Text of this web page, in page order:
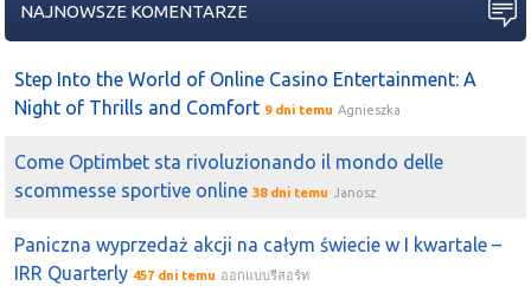
NAJNOWSZE KOMENTARZE
Step Into the World of Online Casino Entertainment: A
Night of Thrills and Comfort 9 dni temu Agnieszka
Come Optimbet sta rivoluzionando il mondo delle
scommesse sportive online 38 dni temu Janosz
Paniczna wyprzedaż akcji na całym świecie w I kwartale –
IRR Quarterly 457 dni temu ออกแบบรีสอร์ท